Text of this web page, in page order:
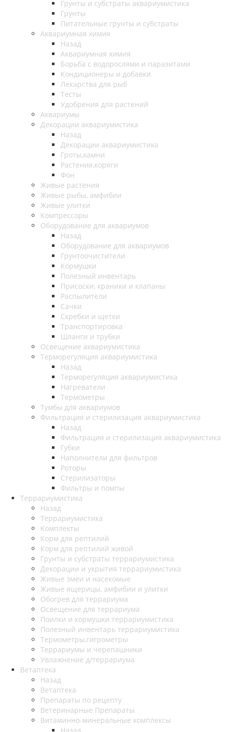
Грунты и субстраты аквариумистика
Грунты
Питательные грунты и субстраты
Аквариумная химия
Назад
Аквариумная химия
Борьба с водорослями и паразитами
Кондиционеры и добавки
Лекарства для рыб
Тесты
Удобрения для растений
Аквариумы
Декорации аквариумистика
Назад
Декорации аквариумистика
Гроты,камни
Растения,коряги
Фон
Живые растения
Живые рыбы, амфибии
Живые улитки
Компрессоры
Оборудование для аквариумов
Назад
Оборудование для аквариумов
Грунтоочистители
Кормушки
Полезный инвентарь
Присоски, краники и клапаны
Распылители
Сачки
Скребки и щетки
Транспортировка
Шланги и трубки
Освещение аквариумистика
Терморегуляция аквариумистика
Назад
Терморегуляция аквариумистика
Нагреватели
Термометры
Тумбы для аквариумов
Фильтрация и стерилизация аквариумистика
Назад
Фильтрация и стерилизация аквариумистика
Губки
Наполнители для фильтров
Роторы
Стерилизаторы
Фильтры и помпы
Террариумистика
Назад
Террариумистика
Комплекты
Корм для рептилий
Корм для рептилий живой
Грунты и субстраты террариумистика
Декорации и укрытия террариумистика
Живые змеи и насекомые
Живые ящерицы, амфибии и улитки
Обогрев для террариума
Освещение для террариума
Поилки и кормушки террариумистика
Полезный инвентарь террариумистика
Термометры,гигрометры
Террариумы и черепашники
Увлажнение д/террариума
Ветаптека
Назад
Ветаптека
Препараты по рецепту
Ветеринарные Препараты
Витаминно-минеральные комплексы